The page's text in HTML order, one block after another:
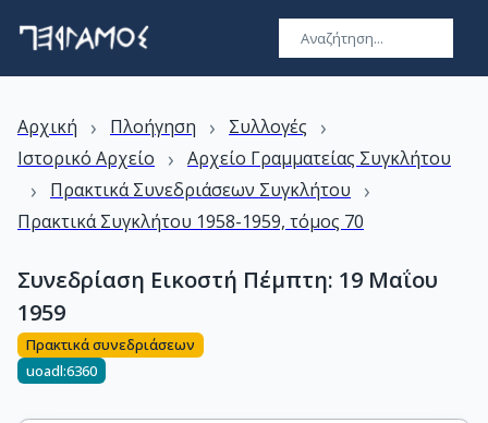
Αρχική › Πλοήγηση › Συλλογές ›
Ιστορικό Αρχείο › Αρχείο Γραμματείας Συγκλήτου
› Πρακτικά Συνεδριάσεων Συγκλήτου ›
Πρακτικά Συγκλήτου 1958-1959, τόμος 70
Συνεδρίαση Εικοστή Πέμπτη: 19 Μαΐου
1959
Πρακτικά συνεδριάσεων
uoadl:6360